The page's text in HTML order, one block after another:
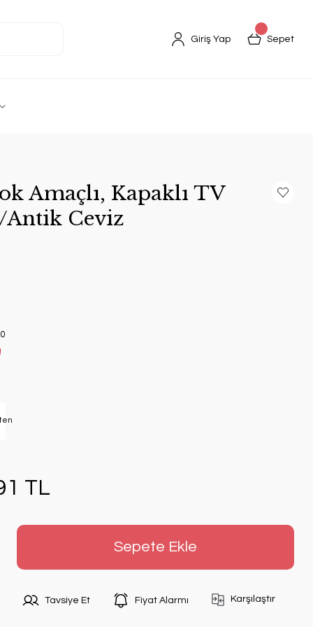
Giriş Yap Sepet
Amaçlı, Kapaklı TV
Antik Ceviz
TL
Sepete Ekle
Tavsiye Et Fiyat Alarmı Karşılaştır